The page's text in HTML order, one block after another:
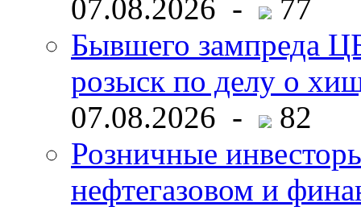
07.08.2026 -
77
Бывшего зампреда
розыск по делу о
07.08.2026 -
82
Розничные
нефтегазовом и